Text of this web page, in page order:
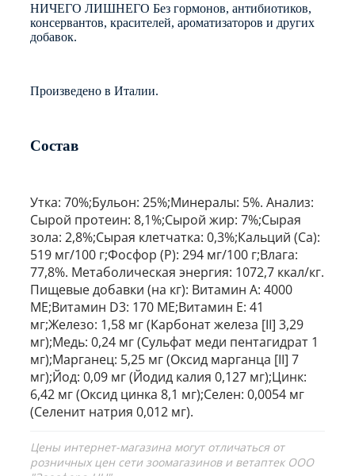
НИЧЕГО ЛИШНЕГО Без гормонов, антибиотиков,
консервантов, красителей, ароматизаторов и других
добавок.
Произведено в Италии.
Состав
Утка: 70%;Бульон: 25%;Минералы: 5%. Анализ:
Сырой протеин: 8,1%;Сырой жир: 7%;Сырая
зола: 2,8%;Сырая клетчатка: 0,3%;Кальций (Ca):
519 мг/100 г;Фосфор (P): 294 мг/100 г;Влага:
77,8%. Метаболическая энергия: 1072,7 ккал/кг.
Пищевые добавки (на кг): Витамин A: 4000
МЕ;Витамин D3: 170 МЕ;Витамин E: 41
мг;Железо: 1,58 мг (Карбонат железа [II] 3,29
мг);Медь: 0,24 мг (Сульфат меди пентагидрат 1
мг);Марганец: 5,25 мг (Оксид марганца [II] 7
мг);Йод: 0,09 мг (Йодид калия 0,127 мг);Цинк:
6,42 мг (Оксид цинка 8,1 мг);Селен: 0,0054 мг
(Селенит натрия 0,012 мг).
Цены интернет-магазина могут отличаться от
розничных цен сети зоомагазинов и ветаптек ООО